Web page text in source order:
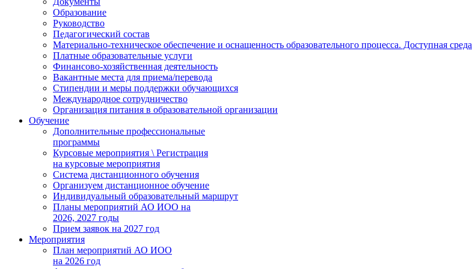
Образование
Руководство
Педагогический состав
Материально-техническое обеспечение и оснащенность образовательного процесса. Доступная среда
Платные образовательные услуги
Финансово-хозяйственная деятельность
Вакантные места для приема/перевода
Стипендии и меры поддержки обучающихся
Международное сотрудничество
Организация питания в образовательной организации
Обучение
Дополнительные профессиональные
программы
Курсовые мероприятия \ Регистрация
на курсовые мероприятия
Система дистанционного обучения
Организуем дистанционное обучение
Индивидуальный образовательный маршрут
Планы мероприятий АО ИОО на
2026, 2027 годы
Прием заявок на 2027 год
Мероприятия
План мероприятий АО ИОО
на 2026 год